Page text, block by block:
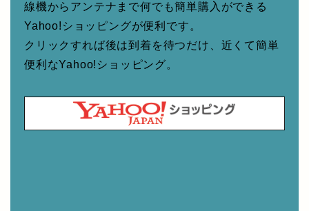
線機からアンテナまで何でも簡単購入ができる
Yahoo!ショッピングが便利です。
クリックすれば後は到着を待つだけ、近くて簡単
便利なYahoo!ショッピング。